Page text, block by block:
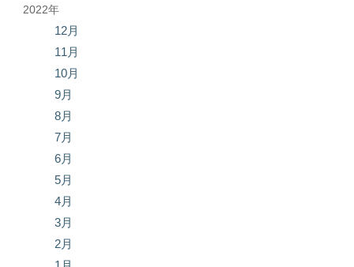
2022年
12月
11月
10月
9月
8月
7月
6月
5月
4月
3月
2月